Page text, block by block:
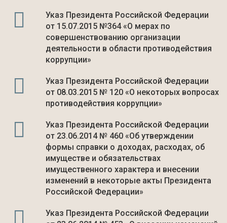
Указ Президента Российской Федерации
от 15.07.2015 №364 «О мерах по
совершенствованию организации
деятельности в области противодействия
коррупции»
Указ Президента Российской Федерации
от 08.03.2015 № 120 «О некоторых вопросах
противодействия коррупции»
Указ Президента Российской Федерации
от 23.06.2014 № 460 «Об утверждении
формы справки о доходах, расходах, об
имуществе и обязательствах
имущественного характера и внесении
изменений в некоторые акты Президента
Российской Федерации»
Указ Президента Российской Федерации